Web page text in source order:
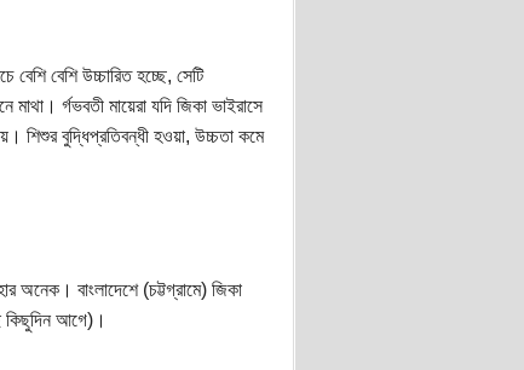
বেশি উচ্চারিত হচ্ছে, সেটি
র্গভবতী মায়েরা যদি জিকা ভাইরাসে
শিশুর বুদ্ধিপ্রতিবন্ধী হওয়া, উচ্চতা কমে
অনেক। বাংলাদেশে (চট্টগ্রামে) জিকা
কিছুদিন আগে)।